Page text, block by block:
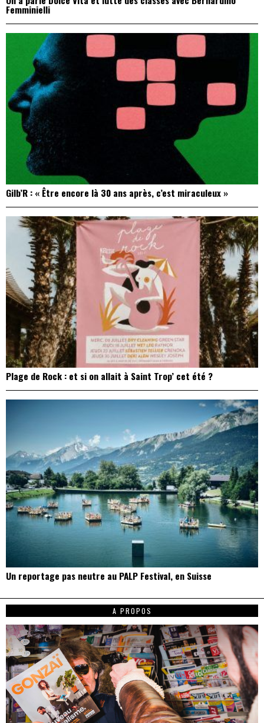
Femminielli
Gilb’R : « Être encore là 30 ans après, c’est miraculeux »
Plage de Rock : et si on allait à Saint Trop’ cet été ?
Un reportage pas neutre au PALP Festival, en Suisse
A PROPOS